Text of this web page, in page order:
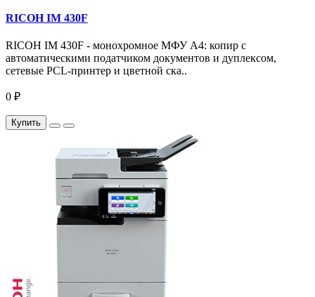
RICOH IM 430F
RICOH IM 430F - монохромное МФУ A4: копир с
автоматическими податчиком документов и дуплексом,
сетевые PCL-принтер и цветной ска..
0 ₽
Купить